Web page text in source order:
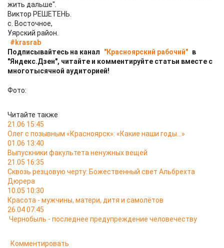
жить дальше".
Виктор РЕШЕТЕНЬ.
с. Восточное,
Уярский район.
#krasrab
Подписывайтесь на канал
"Красноярский рабочий" в
"Яндекс.Дзен", читайте и комментируйте статьи вместе с
многотысячной аудиторией!
Фото:
Читайте также
21.06 15:45
Олег с позывным «Красноярск»: «Какие наши годы…»
01.06 13:40
Выпускники факультета ненужных вещей
21.05 16:35
Сквозь резцовую черту: Божественный свет Альбрехта
Дюрера
10.05 10:30
Красота - мужчины, матери, дитя и самолётов
26.04 07:45
Чернобыль - последнее предупреждение человечеству
Комментировать